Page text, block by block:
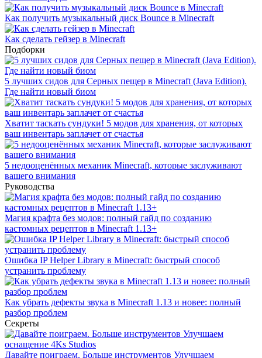
Как получить музыкальный диск Bounce в Minecraft
Как сделать гейзер в Minecraft
Подборки
5 лучших сидов для Серных пещер в Minecraft (Java Edition).
Где найти новый биом
Хватит таскать сундуки! 5 модов для хранения, от которых
ваш инвентарь заплачет от счастья
5 недооценённых механик Minecraft, которые заслуживают
вашего внимания
Руководства
Магия крафта без модов: полный гайд по созданию
кастомных рецептов в Minecraft 1.13+
Ошибка IP Helper Library в Minecraft: быстрый способ
устранить проблему
Как убрать дефекты звука в Minecraft 1.13 и новее: полный
разбор проблем
Секреты
Давайте поиграем. Больше инструментов Улучшаем